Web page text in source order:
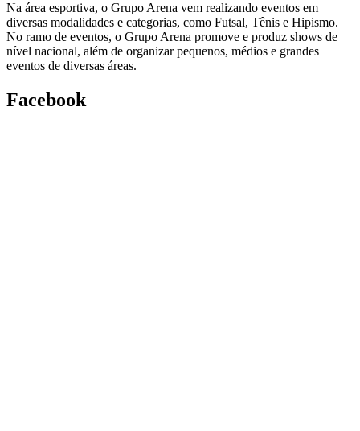
Na área esportiva, o Grupo Arena vem realizando eventos em
diversas modalidades e categorias, como Futsal, Tênis e Hipismo.
No ramo de eventos, o Grupo Arena promove e produz shows de
nível nacional, além de organizar pequenos, médios e grandes
eventos de diversas áreas.
Facebook